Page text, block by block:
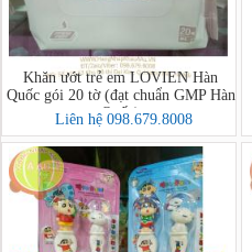
Khăn ướt trẻ em LOVIEN Hàn
Quốc gói 20 tờ (đạt chuẩn GMP Hàn
Quốc)
Liên hệ 098.679.8008